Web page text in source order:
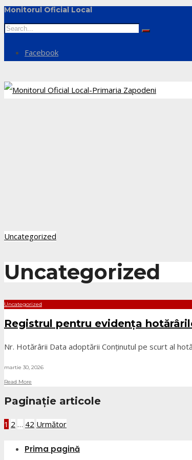
Monitorul Oficial Local
Facebook
Uncategorized
Uncategorized
Uncategorized
Registrul pentru evidența
Nr. Hotărârii Data adoptării Conținutul pe scurt al
martie 30, 2026
Read More
Paginație articole
1 2 … 42 Următor
Prima pagină